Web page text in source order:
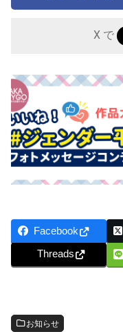
X で
Facebook
Threads
お知らせ